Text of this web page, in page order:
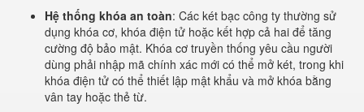
Hệ thống khóa an toàn: Các két bạc công ty thường sử
dụng khóa cơ, khóa điện tử hoặc kết hợp cả hai để tăng
cường độ bảo mật. Khóa cơ truyền thống yêu cầu người
dùng phải nhập mã chính xác mới có thể mở két, trong khi
khóa điện tử có thể thiết lập mật khẩu và mở khóa bằng
vân tay hoặc thẻ từ.